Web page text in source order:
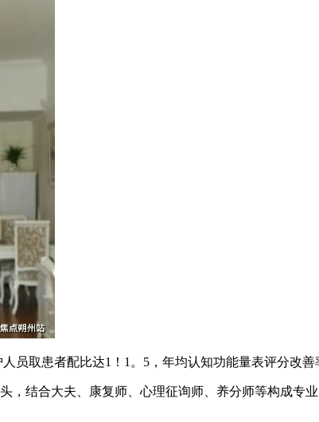
取患者配比达1！1。5，年均认知功能量表评分改善
结合大夫、康复师、心理征询师、养分师等构成专